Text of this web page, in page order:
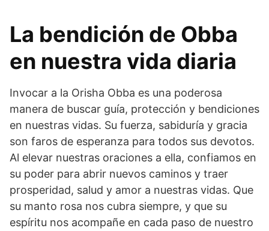
La bendición de Obba
en nuestra vida diaria
Invocar a la Orisha Obba es una poderosa
manera de buscar guía, protección y bendiciones
en nuestras vidas. Su fuerza, sabiduría y gracia
son faros de esperanza para todos sus devotos.
Al elevar nuestras oraciones a ella, confiamos en
su poder para abrir nuevos caminos y traer
prosperidad, salud y amor a nuestras vidas. Que
su manto rosa nos cubra siempre, y que su
espíritu nos acompañe en cada paso de nuestro